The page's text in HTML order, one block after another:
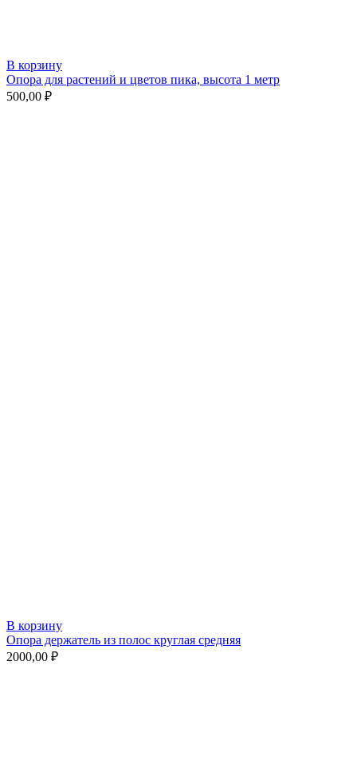
В корзину
Опора для растений и цветов пика, высота 1 метр
500,00 ₽
В корзину
Опора держатель из полос круглая средняя
2000,00 ₽